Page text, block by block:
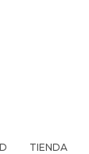
TIENDA